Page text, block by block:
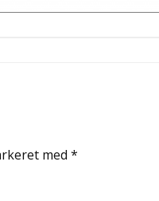
med *